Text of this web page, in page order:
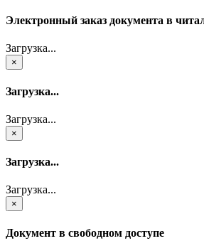
Электронный заказ документа в
Загрузка...
×
Загрузка...
Загрузка...
×
Загрузка...
Загрузка...
×
Документ в свободном доступе